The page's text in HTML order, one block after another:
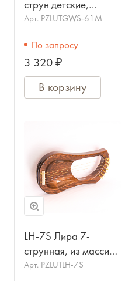
струн детские,
крыловидные, цвет
Арт. PZLUTGWS-61M
По запросу
3 320 ₽
В корзину
LH-7S Лира 7-
струнная, из массива
ясеня, с чехлом,
Арт. PZLUTLH-7S